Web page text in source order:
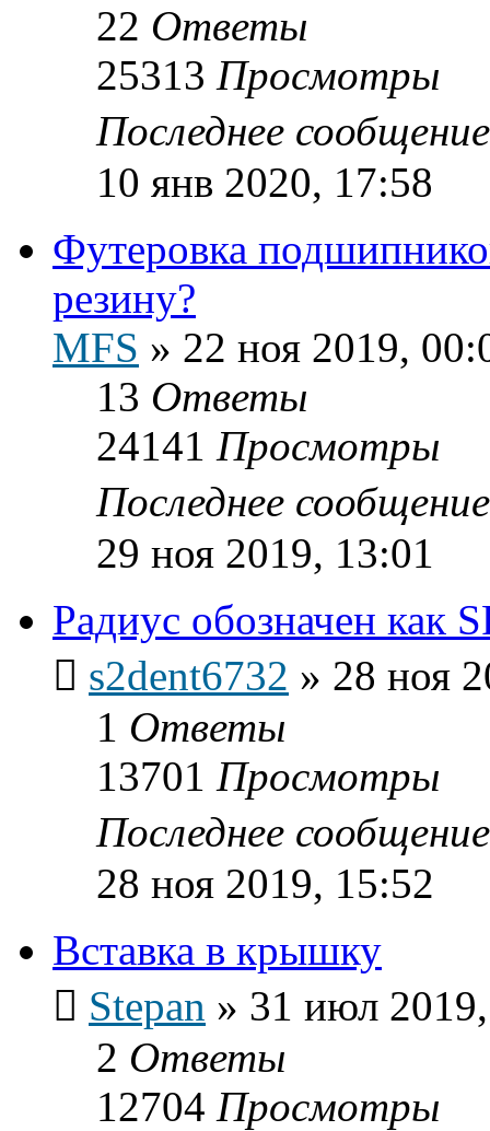
22 Ответы
25313 Просмотры
Последнее
10 янв 2020, 17:58
Футеровка
резину?
MFS » 22 ноя 2019,
13 Ответы
24141 Просмотры
Последнее
29 ноя 2019, 13:01
Радиус обозначен как
s2dent6732 » 28 ноя
1 Ответы
13701 Просмотры
Последнее
28 ноя 2019, 15:52
Вставка в крышку
Stepan » 31 июл
2 Ответы
12704 Просмотры